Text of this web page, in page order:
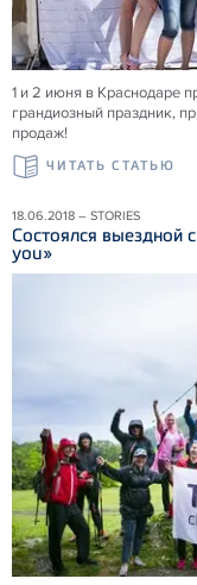
1 и 2 июня в Краснодаре
грандиозный праздник,
продаж!
ЧИТАТЬ СТАТЬЮ
18.06.2018 – STORIES
Состоялся выездной
you»